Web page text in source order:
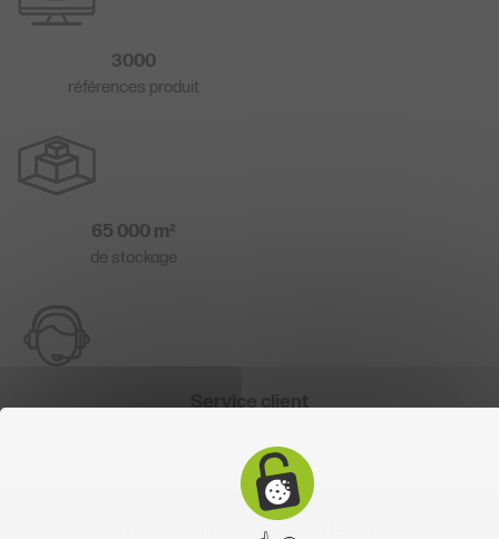
3000
références produit
65 000 m²
de stockage
Service client
Équipe commerciale France et Export